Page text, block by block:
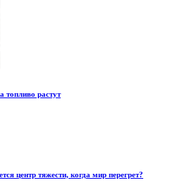
топливо растут
центр тяжести, когда мир перегрет?